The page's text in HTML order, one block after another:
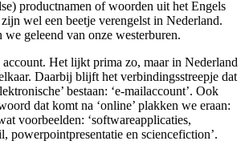
productnamen of woorden uit het Engels
wel een beetje verengelst in Nederland.
geleend van onze westerburen.
Het lijkt prima zo, maar in Nederland
Daarbij blijft het verbindingsstreepje dat
bestaan: ‘e-mailaccount’. Ook
dat komt na ‘online’ plakken we eraan:
voorbeelden: ‘softwareapplicaties,
powerpointpresentatie en sciencefiction’.